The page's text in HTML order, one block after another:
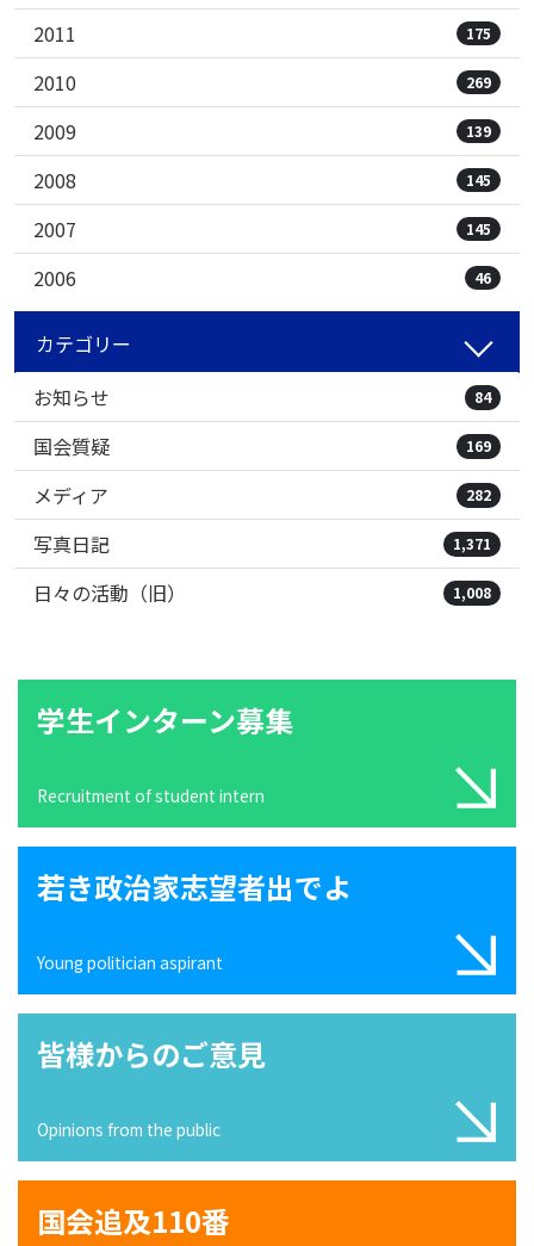
2011 175
2010 269
2009 139
2008 145
2007 145
2006 46
カテゴリー
お知らせ
84
国会質疑 169
メディア 282
写真日記 1,371
日々の活動（旧） 1,008
学生インターン募集
Recruitment of student intern
若き政治家志望者出でよ
Young politician aspirant
皆様からのご意見
Opinions from the public
国会追及110番